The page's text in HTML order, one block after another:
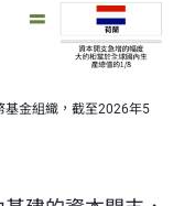
基金組織，截至2026年5